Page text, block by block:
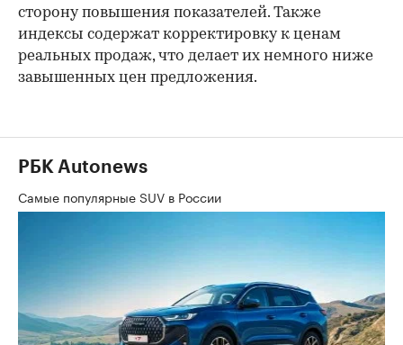
сторону повышения показателей. Также
индексы содержат корректировку к ценам
реальных продаж, что делает их немного ниже
завышенных цен предложения.
РБК Autonews
Самые популярные SUV в России